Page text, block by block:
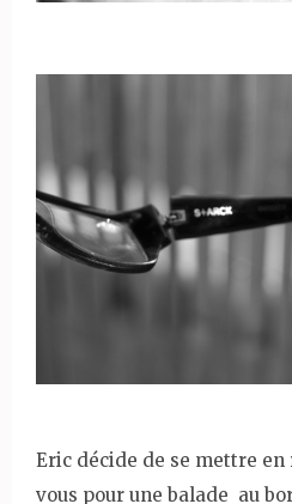
Eric décide de se mettre
vous pour une balade au